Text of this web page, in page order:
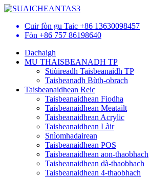
Cuir fòn gu Taic +86 13630098457
Fòn +86 757 86198640
Dachaigh
MU THAISBEANADH TP
Stiùireadh Taisbeanaidh TP
Taisbeanadh Bùth-obrach
Taisbeanaidhean Reic
Taisbeanaidhean Fiodha
Taisbeanaidhean Meatailt
Taisbeanaidhean Acrylic
Taisbeanaidhean Làir
Snìomhadairean
Taisbeanaidhean POS
Taisbeanaidhean aon-thaobhach
Taisbeanaidhean dà-thaobhach
Taisbeanaidhean 4-thaobhach